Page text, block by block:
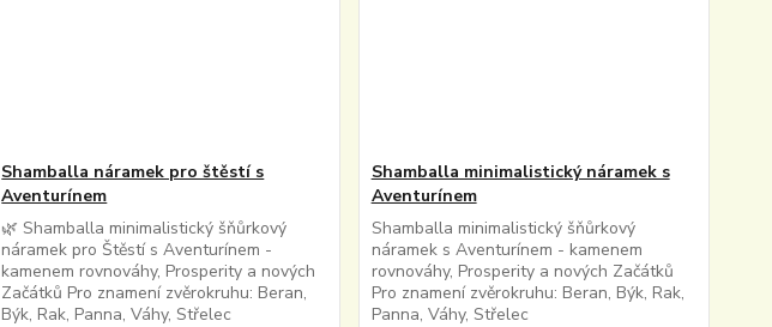
Shamballa náramek pro štěstí s
Aventurínem
🌿 Shamballa minimalistický šňůrkový
náramek pro Štěstí s Aventurínem -
kamenem rovnováhy, Prosperity a nových
Začátků Pro znamení zvěrokruhu: Beran,
Býk, Rak, Panna, Váhy, Střelec
Shamballa minimalistický náramek s
Aventurínem
Shamballa minimalistický šňůrkový
náramek s Aventurínem - kamenem
rovnováhy, Prosperity a nových Začátků
Pro znamení zvěrokruhu: Beran, Býk, Rak,
Panna, Váhy, Střelec